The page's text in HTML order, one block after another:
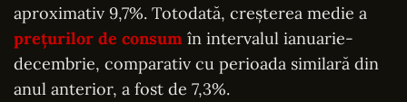
aproximativ 9,7%. Totodată, creșterea medie a
prețurilor de consum în intervalul ianuarie-
decembrie, comparativ cu perioada similară din
anul anterior, a fost de 7,3%.